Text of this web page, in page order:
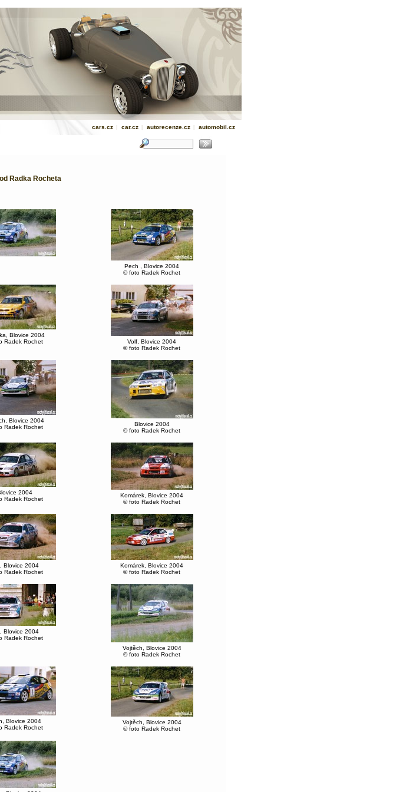
cars.cz | car.cz | autorecenze.cz | automobil.cz
Radka Rocheta
Pech , Blovice 2004
© foto Radek Rochet
Blovice 2004
Radek Rochet
Volf, Blovice 2004
© foto Radek Rochet
Blovice 2004
Radek Rochet
Blovice 2004
© foto Radek Rochet
2004
Radek Rochet
Komárek, Blovice 2004
© foto Radek Rochet
Blovice 2004
Radek Rochet
Komárek, Blovice 2004
© foto Radek Rochet
Blovice 2004
Radek Rochet
Vojtěch, Blovice 2004
© foto Radek Rochet
Blovice 2004
Radek Rochet
Vojtěch, Blovice 2004
© foto Radek Rochet